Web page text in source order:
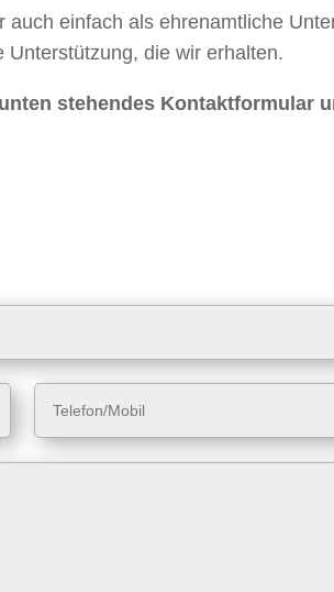
einfach als ehrenamtliche
die wir erhalten.
stehendes Kontaktformular